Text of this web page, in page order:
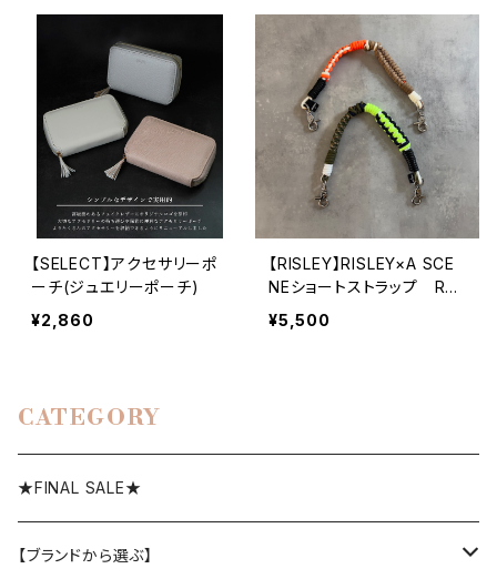
【SELECT】アクセサリーポ
ーチ(ジュエリーポーチ)
¥2,860
【RISLEY】RISLEY×A SCE
NEショートストラップ R24
03-SSP698
¥5,500
CATEGORY
★FINAL SALE★
【ブランドから選ぶ】